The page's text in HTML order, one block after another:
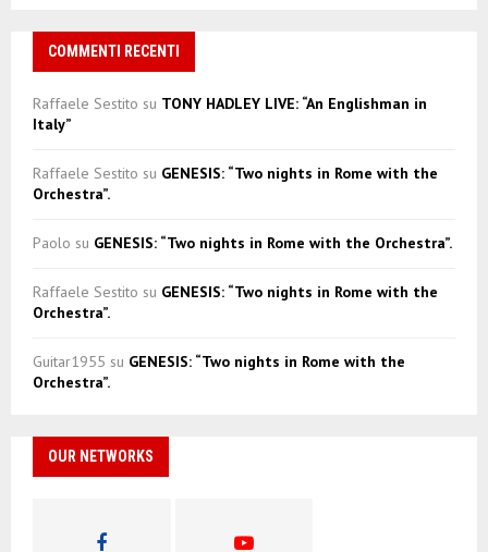
COMMENTI RECENTI
Raffaele Sestito su TONY HADLEY LIVE: “An Englishman in
Italy”
Raffaele Sestito su GENESIS: “Two nights in Rome with the
Orchestra”.
Paolo su GENESIS: “Two nights in Rome with the Orchestra”.
Raffaele Sestito su GENESIS: “Two nights in Rome with the
Orchestra”.
Guitar1955 su GENESIS: “Two nights in Rome with the
Orchestra”.
OUR NETWORKS